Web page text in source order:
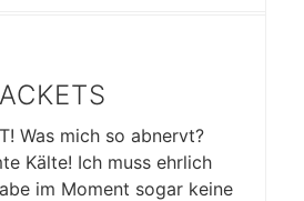
Was mich so abnervt?
Kälte! Ich muss ehrlich
im Moment sogar keine